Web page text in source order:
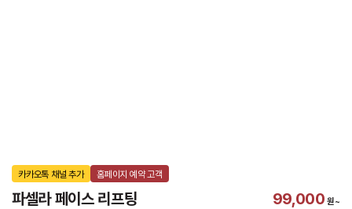
카카오톡 채널 추가 홈페이지 예약 고객
파셀라 페이스 리프팅 99,000 원~